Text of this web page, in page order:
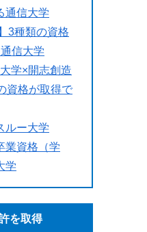
通信大学
3種類の資格
信大学
学×開志創造
資格が取得で
ルー大学
業資格（学
学
を取得